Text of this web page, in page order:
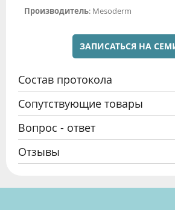
Производитель: Mesoderm
ЗАПИСАТЬСЯ НА
Состав протокола
Сопутствующие товары
Вопрос - ответ
Отзывы